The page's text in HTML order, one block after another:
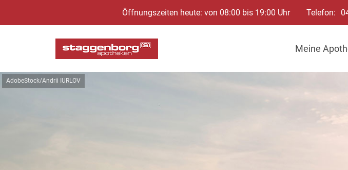
Öffnungszeiten heute: von 08:00 bis 19:00 Uhr Telefon:
Meine
AdobeStock/Andrii IURLOV